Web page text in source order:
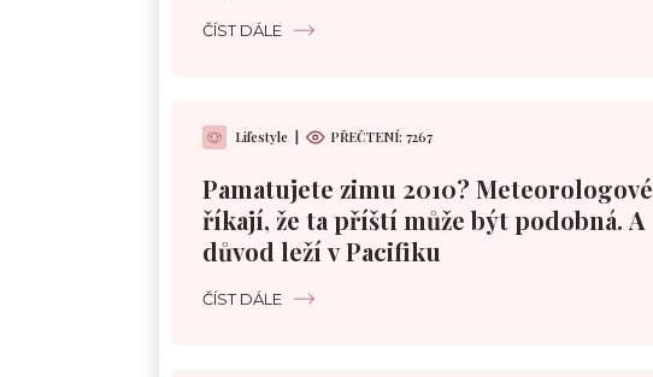
ČÍST DÁLE
Lifestyle PŘEČTENÍ: 7267
Pamatujete zimu 2010? Meteorologové
říkají, že ta příští může být podobná. A
důvod leží v Pacifiku
ČÍST DÁLE